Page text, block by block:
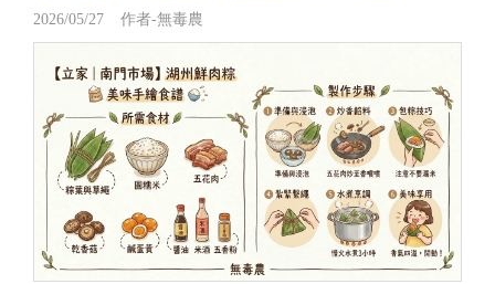
2026/05/27 作者-無毒農